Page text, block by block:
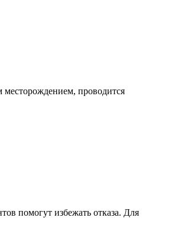
месторождением, проводится
помогут избежать отказа. Для